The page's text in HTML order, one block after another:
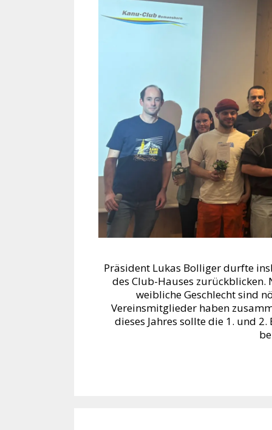
Präsident Lukas Bolliger durfte
des Club-Hauses
weibliche Geschlecht sind
Vereinsmitglieder haben
dieses Jahres sollte die 1. und